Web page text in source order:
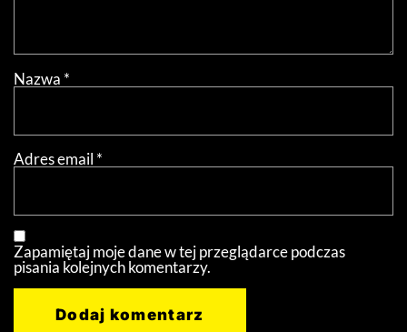
Nazwa *
Adres email *
Zapamiętaj moje dane w tej przeglądarce podczas
pisania kolejnych komentarzy.